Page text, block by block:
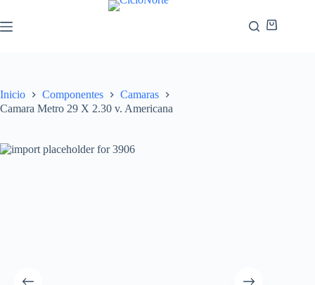
Inicio Componentes
Camaras
Camara Metro 29 X 2.30 v. Americana